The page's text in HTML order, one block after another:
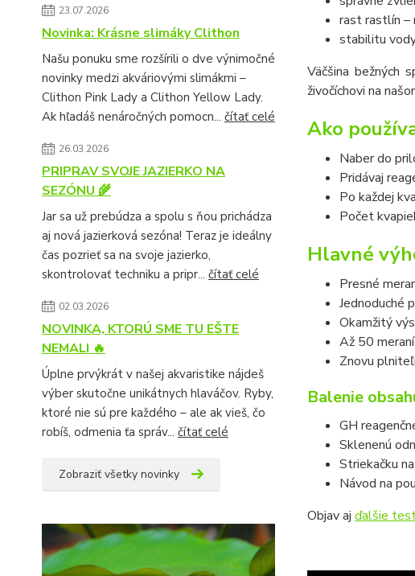
23.07.2026
Novinka: Krásne slimáky Clithon
Našu ponuku sme rozšírili o dve výnimočné
novinky medzi akváriovými slimákmi –
Clithon Pink Lady a Clithon Yellow Lady.
Ak hľadáš nenáročných pomocn... čítať celé
26.03.2026
PRIPRAV SVOJE JAZIERKO NA
SEZÓNU 🌾
Jar sa už prebúdza a spolu s ňou prichádza
aj nová jazierková sezóna! Teraz je ideálny
čas pozrieť sa na svoje jazierko,
skontrolovať techniku a pripr... čítať celé
02.03.2026
NOVINKA, KTORÚ SME TU EŠTE
NEMALI 🔥
Úplne prvýkrát v našej akvaristike nájdeš
výber skutočne unikátnych hlaváčov. Ryby,
ktoré nie sú pre každého – ale ak vieš, čo
robíš, odmenia ťa správ... čítať celé
Zobraziť všetky novinky
rast rastlín –
stabilitu
Väčšina bežných
živočíchovi na
Ako
Naber do
Pridávaj
Po každej
Počet
Hlavné
Presné
Jednoduché
Okamžitý
Až 50
Znovu
Balenie
GH
Sklenenú
Striekačku
Návod na
Objav aj ďalšie